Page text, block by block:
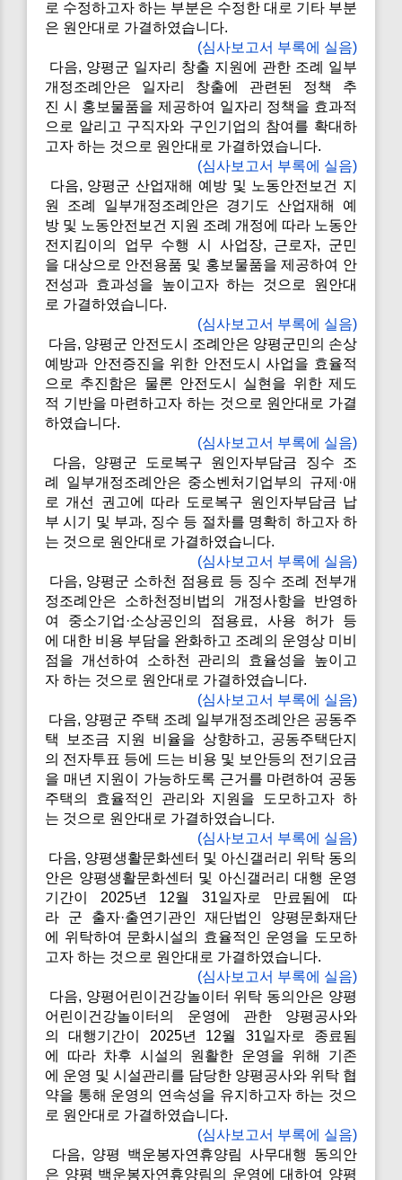
로 수정하고자 하는 부분은 수정한 대로 기타 부분
은 원안대로 가결하였습니다.
(심사보고서 부록에 실음)
다음, 양평군 일자리 창출 지원에 관한 조례 일부
개정조례안은 일자리 창출에 관련된 정책 추
진 시 홍보물품을 제공하여 일자리 정책을 효과적
으로 알리고 구직자와 구인기업의 참여를 확대하
고자 하는 것으로 원안대로 가결하였습니다.
(심사보고서 부록에 실음)
다음, 양평군 산업재해 예방 및 노동안전보건 지
원 조례 일부개정조례안은 경기도 산업재해 예
방 및 노동안전보건 지원 조례 개정에 따라 노동안
전지킴이의 업무 수행 시 사업장, 근로자, 군민
을 대상으로 안전용품 및 홍보물품을 제공하여 안
전성과 효과성을 높이고자 하는 것으로 원안대
로 가결하였습니다.
(심사보고서 부록에 실음)
다음, 양평군 안전도시 조례안은 양평군민의 손상
예방과 안전증진을 위한 안전도시 사업을 효율적
으로 추진함은 물론 안전도시 실현을 위한 제도
적 기반을 마련하고자 하는 것으로 원안대로 가결
하였습니다.
(심사보고서 부록에 실음)
다음, 양평군 도로복구 원인자부담금 징수 조
례 일부개정조례안은 중소벤처기업부의 규제·애
로 개선 권고에 따라 도로복구 원인자부담금 납
부 시기 및 부과, 징수 등 절차를 명확히 하고자 하
는 것으로 원안대로 가결하였습니다.
(심사보고서 부록에 실음)
다음, 양평군 소하천 점용료 등 징수 조례 전부개
정조례안은 소하천정비법의 개정사항을 반영하
여 중소기업·소상공인의 점용료, 사용 허가 등
에 대한 비용 부담을 완화하고 조례의 운영상 미비
점을 개선하여 소하천 관리의 효율성을 높이고
자 하는 것으로 원안대로 가결하였습니다.
(심사보고서 부록에 실음)
다음, 양평군 주택 조례 일부개정조례안은 공동주
택 보조금 지원 비율을 상향하고, 공동주택단지
의 전자투표 등에 드는 비용 및 보안등의 전기요금
을 매년 지원이 가능하도록 근거를 마련하여 공동
주택의 효율적인 관리와 지원을 도모하고자 하
는 것으로 원안대로 가결하였습니다.
(심사보고서 부록에 실음)
다음, 양평생활문화센터 및 아신갤러리 위탁 동의
안은 양평생활문화센터 및 아신갤러리 대행 운영
기간이 2025년 12월 31일자로 만료됨에 따
라 군 출자·출연기관인 재단법인 양평문화재단
에 위탁하여 문화시설의 효율적인 운영을 도모하
고자 하는 것으로 원안대로 가결하였습니다.
(심사보고서 부록에 실음)
다음, 양평어린이건강놀이터 위탁 동의안은 양평
어린이건강놀이터의 운영에 관한 양평공사와
의 대행기간이 2025년 12월 31일자로 종료됨
에 따라 차후 시설의 원활한 운영을 위해 기존
에 운영 및 시설관리를 담당한 양평공사와 위탁 협
약을 통해 운영의 연속성을 유지하고자 하는 것으
로 원안대로 가결하였습니다.
(심사보고서 부록에 실음)
다음, 양평 백운봉자연휴양림 사무대행 동의안
은 양평 백운봉자연휴양림의 운영에 대하여 양평